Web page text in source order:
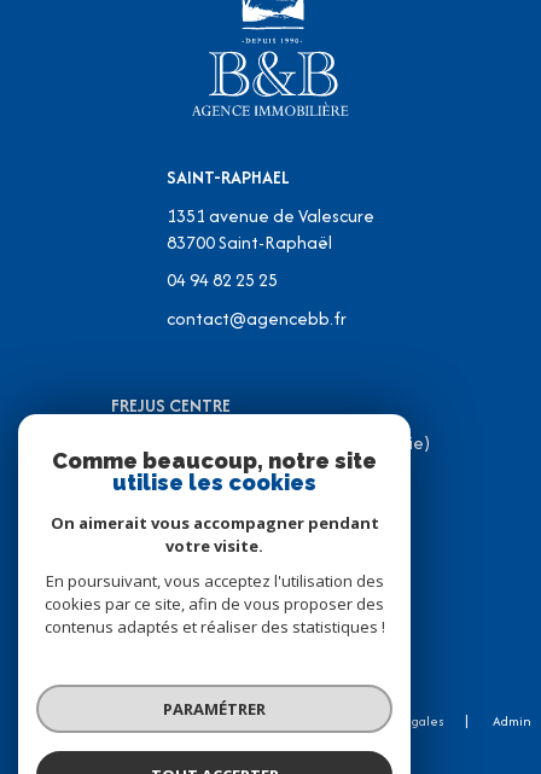
SAINT-RAPHAEL
1351 avenue de Valescure
83700Saint-Raphaël
04 94 82 25 25
contact@agencebb.fr
FREJUS CENTRE
31 Place J.C Formigé (Place de la Mairie)
83600 Fréjus
contact@agencebb.fr
© 2026 | Tous droits réservés
Nos partenaires Mentions légales
Admin
Comme beaucoup, notre site
utilise les cookies
On aimerait vous accompagner pendant
votre visite.
En poursuivant, vous acceptez l'utilisation des
cookies par ce site, afin de vous proposer des
contenus adaptés et réaliser des statistiques !
PARAMÉTRER